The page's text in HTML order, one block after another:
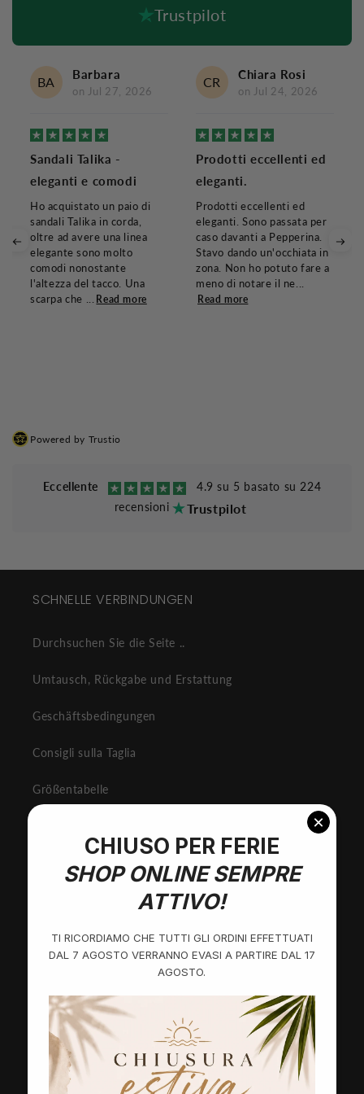
Trustpilot
BA Barbara
on Jul 27, 2026
Sandali Talika -
eleganti e comodi
Ho acquistato un paio di
sandali Talika in corda,
oltre ad avere una linea
elegante sono molto
comodi nonostante
l'altezza del tacco. Una
scarpa che ... Read more
CR Chiara Rosi
on Jul 24, 2026
Prodotti eccellenti ed
eleganti.
Prodotti eccellenti ed
eleganti. Sono passata per
caso davanti a Pepperina.
Stavo dando un'occhiata in
zona. Non ho potuto fare a
meno di notare il ne...
Read more
Powered by Trustio
Eccellente
4.9 su 5 basato su 224
recensioni
Trustpilot
SCHNELLE VERBINDUNGEN
Durchsuchen Sie die Seite ..
Umtausch, Rückgabe und Erstattung
Geschäftsbedingungen
Consigli sulla Taglia
Größentabelle
Verschenken Sie einen Geschenkgutschein
Festeggia il tuo Compleanno!
PEPPERINA STORE MILANO
Öffnungszeiten
Di./Sa. 10.00/13.30 - 15.30/19.30 Uhr
Montag 15:30 - 19:30 Uhr
NEUES HAUPTSITZ: